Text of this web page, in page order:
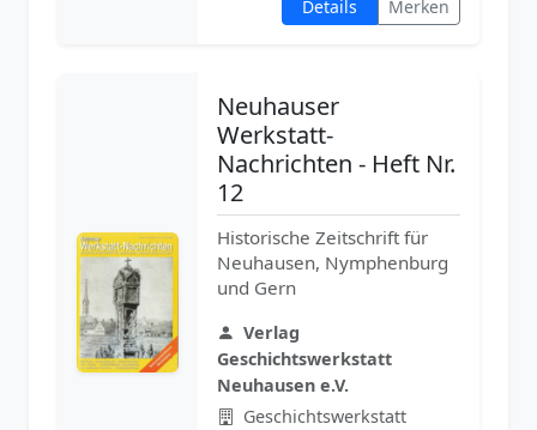
Details Merken
Neuhauser
Werkstatt-
Nachrichten - Heft Nr.
12
Historische Zeitschrift für
Neuhausen, Nymphenburg
und Gern
Verlag
Geschichtswerkstatt
Neuhausen e.V.
Geschichtswerkstatt